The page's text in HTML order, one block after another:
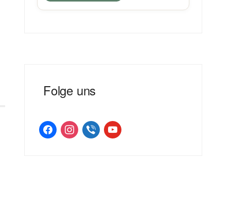
Folge uns
facebookinstagramviber youtube